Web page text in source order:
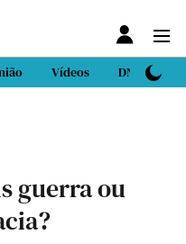
Vídeos DN Sport
guerra ou